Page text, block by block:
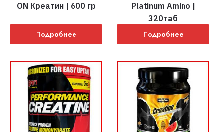
ON Креатин | 600 гр
Подробнее
Platinum Amino |
320таб
Подробнее